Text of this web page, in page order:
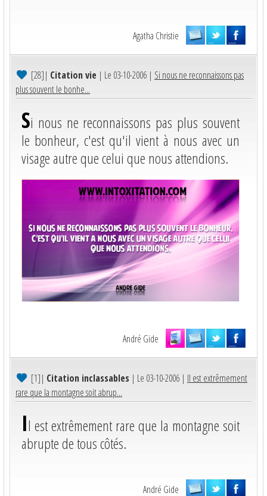
Agatha Christie
[28]| Citation vie | Le 03-10-2006 | Si nous ne reconnaissons pas
plus souvent le bonhe...
Si nous ne reconnaissons pas plus souvent
le bonheur, c'est qu'il vient à nous avec un
visage autre que celui que nous attendions.
André Gide
[1]| Citation inclassables | Le 03-10-2006 | Il est extrêmement
rare que la montagne soit abrup...
Il est extrêmement rare que la montagne soit
abrupte de tous côtés.
André Gide